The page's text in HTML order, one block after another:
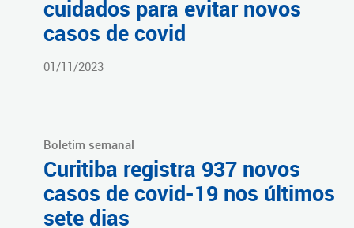
cuidados para evitar novos
casos de covid
01/11/2023
Boletim semanal
Curitiba registra 937 novos
casos de covid-19 nos últimos
sete dias